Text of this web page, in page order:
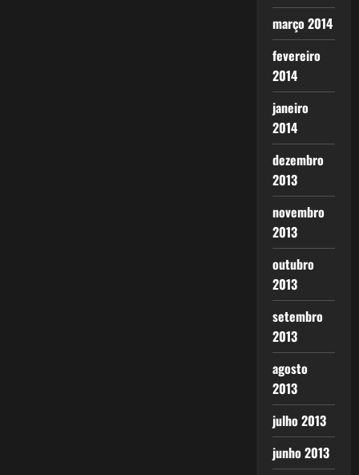
março 2014
fevereiro
2014
janeiro
2014
dezembro
2013
novembro
2013
outubro
2013
setembro
2013
agosto
2013
julho 2013
junho 2013